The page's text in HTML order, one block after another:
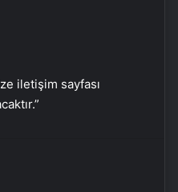
iletişim sayfası